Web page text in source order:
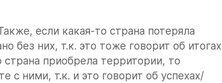
если какая-то страна потеряла
без них, т.к. это тоже говорит об итогах
приобрела территории, то
с ними, т.к. и это говорит об успехах/